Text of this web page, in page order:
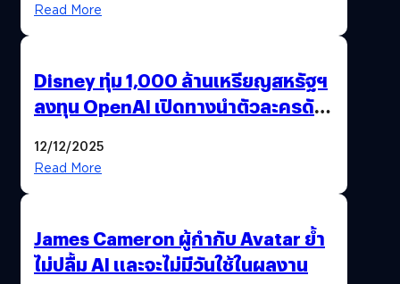
Read More
Disney ทุ่ม 1,000 ล้านเหรียญสหรัฐฯ
ลงทุน OpenAI เปิดทางนำตัวละครดัง
12/12/2025
Read More
James Cameron ผู้กำกับ Avatar ย้ำ
ไม่ปลื้ม AI และจะไม่มีวันใช้ในผลงาน